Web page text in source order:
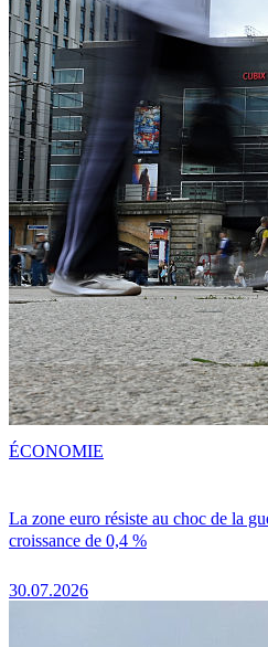
La zone euro résiste au choc de la
croissance de 0,4 %
30.07.2026
ÉCONOMIE